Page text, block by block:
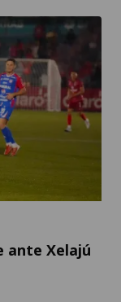
ante Xelajú